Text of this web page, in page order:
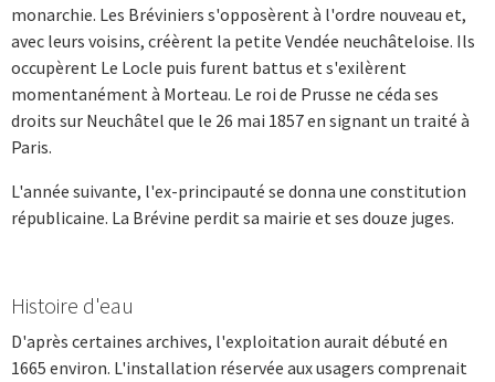
monarchie. Les Bréviniers s'opposèrent à l'ordre nouveau et,
avec leurs voisins, créèrent la petite Vendée neuchâteloise. Ils
occupèrent Le Locle puis furent battus et s'exilèrent
momentanément à Morteau. Le roi de Prusse ne céda ses
droits sur Neuchâtel que le 26 mai 1857 en signant un traité à
Paris.
L'année suivante, l'ex-principauté se donna une constitution
républicaine. La Brévine perdit sa mairie et ses douze juges.
Histoire d'eau
D'après certaines archives, l'exploitation aurait débuté en
1665 environ. L'installation réservée aux usagers comprenait